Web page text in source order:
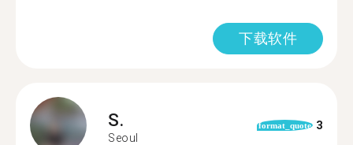
下载软件
S.
Seoul
format_quote 3